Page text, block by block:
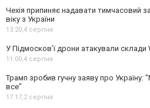
Чехія припиняє надавати тимчасовий
віку з України
13:20,4 серпня
У Підмосков’ї дрони атакували склади
11:00,4 серпня
Трамп зробив гучну заяву про
все"
17:17,2 серпня